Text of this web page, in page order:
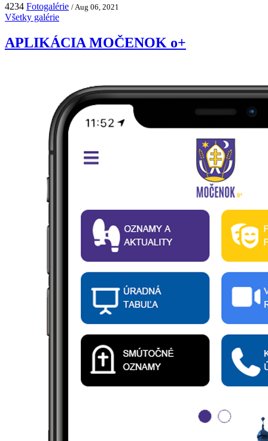
4234 Fotogalérie / Aug 06, 2021
Všetky galérie
APLIKÁCIA MOČENOK o+